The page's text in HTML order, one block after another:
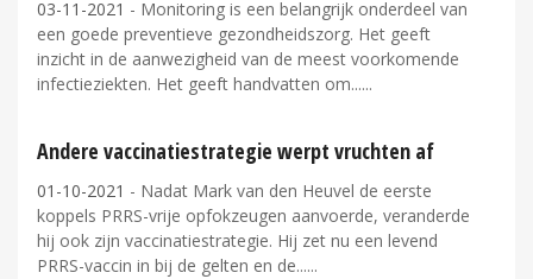
03-11-2021 - Monitoring is een belangrijk onderdeel van
een goede preventieve gezondheidszorg. Het geeft
inzicht in de aanwezigheid van de meest voorkomende
infectieziekten. Het geeft handvatten om...
Andere vaccinatiestrategie werpt vruchten af
01-10-2021 - Nadat Mark van den Heuvel de eerste
koppels PRRS-vrije opfokzeugen aanvoerde, veranderde
hij ook zijn vaccinatiestrategie. Hij zet nu een levend
PRRS-vaccin in bij de gelten en de...